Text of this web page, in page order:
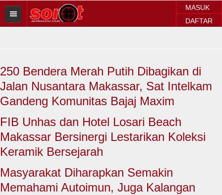
MASUK
DAFTAR
Sorot Makassar
Sorot Sulsel
Sorot Regional
Sorot Nasional
250 Bendera Merah Putih Dibagikan di
Jalan Nusantara Makassar, Sat Intelkam
Gandeng Komunitas Bajaj Maxim
FIB Unhas dan Hotel Losari Beach
Makassar Bersinergi Lestarikan Koleksi
Keramik Bersejarah
Masyarakat Diharapkan Semakin
Memahami Autoimun, Juga Kalangan